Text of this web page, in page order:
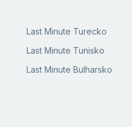
Last Minute Turecko
Last Minute Tunisko
Last Minute Bulharsko